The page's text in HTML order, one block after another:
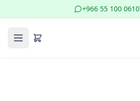
+966 55 100 0610